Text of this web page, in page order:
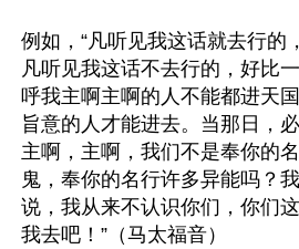
例如，“凡听见我这话就去行
凡听见我这话不去行的，好比
呼我主啊主啊的人不能都进天
旨意的人才能进去。当那日，
主啊，主啊，我们不是奉你的
鬼，奉你的名行许多异能吗？
说，我从来不认识你们，你们
我去吧！”（马太福音）